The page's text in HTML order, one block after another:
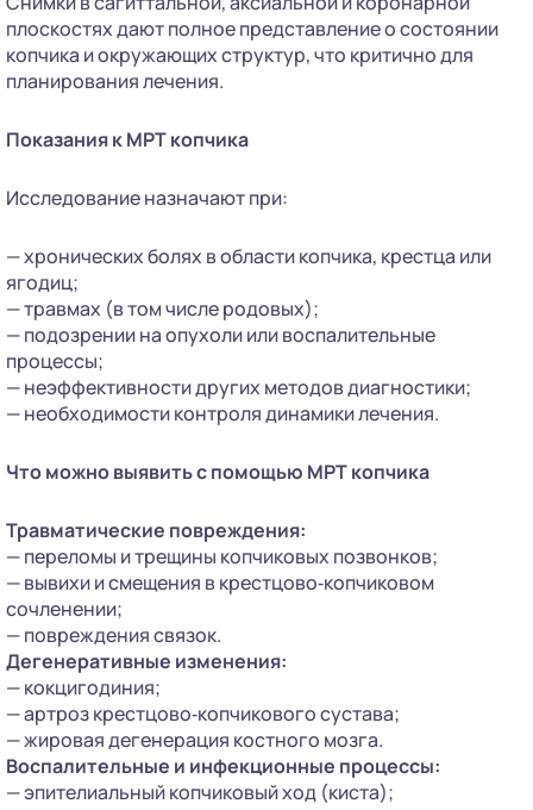
плоскостях дают полное представление о состоянии
копчика и окружающих структур, что критично для
планирования лечения.
Показания к МРТ копчика
Исследование назначают при:
— хронических болях в области копчика, крестца или
ягодиц;
— травмах (в том числе родовых);
— подозрении на опухоли или воспалительные
процессы;
— неэффективности других методов диагностики;
— необходимости контроля динамики лечения.
Что можно выявить с помощью МРТ копчика
Травматические повреждения:
— переломы и трещины копчиковых позвонков;
— вывихи и смещения в крестцово‑копчиковом
сочленении;
— повреждения связок.
Дегенеративные изменения:
— кокцигодиния;
— артроз крестцово‑копчикового сустава;
— жировая дегенерация костного мозга.
Воспалительные и инфекционные процессы:
— эпителиальный копчиковый ход (киста);